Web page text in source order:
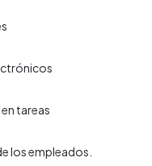
tareas
los empleados.